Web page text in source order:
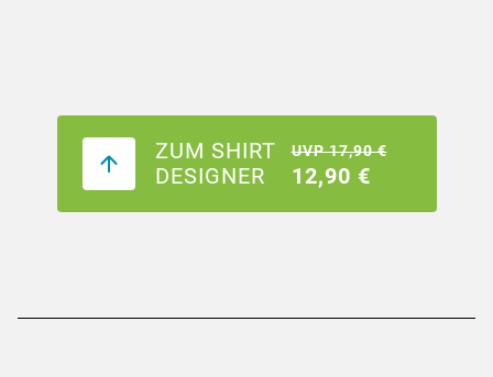
ZUM SHIRT
DESIGNER
UVP 17,90 €
12,90 €